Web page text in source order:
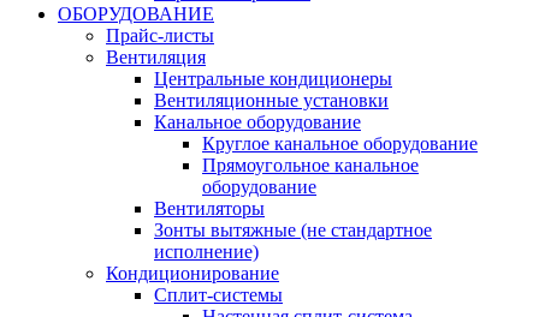
ОБОРУДОВАНИЕ
Прайс-листы
Вентиляция
Центральные кондиционеры
Вентиляционные установки
Канальное оборудование
Круглое канальное оборудование
Прямоугольное канальное
оборудование
Вентиляторы
Зонты вытяжные (не стандартное
исполнение)
Кондиционирование
Сплит-системы